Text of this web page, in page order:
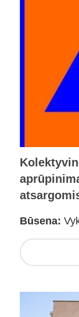
Būsena: